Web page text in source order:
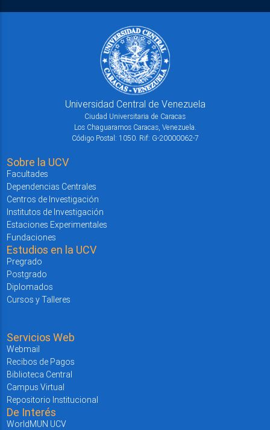
Universidad Central de Venezuela
Ciudad Universitaria de Caracas
Los Chaguaramos Caracas, Venezuela.
Código Postal: 1050. Rif: G-20000062-7
Sobre la UCV
Facultades
Dependencias Centrales
Centros de Investigación
Institutos de Investigación
Estaciones Experimentales
Fundaciones
Estudios en la UCV
Pregrado
Postgrado
Diplomados
Cursos y Talleres
Servicios Web
Webmail
Recibos de Pagos
Biblioteca Central
Campus Virtual
Repositorio Institucional
De Interés
WorldMUN UCV